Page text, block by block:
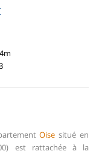
Oise situé en
est rattachée à la